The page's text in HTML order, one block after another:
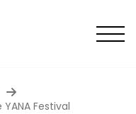
Festival